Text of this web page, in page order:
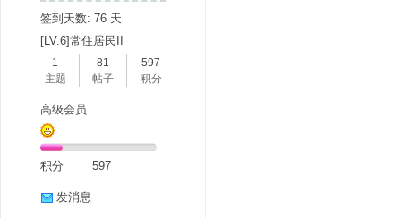
签到天数: 76 天
[LV.6]常住居民II
1
主题
81
帖子
597
积分
高级会员
积分 597
发消息